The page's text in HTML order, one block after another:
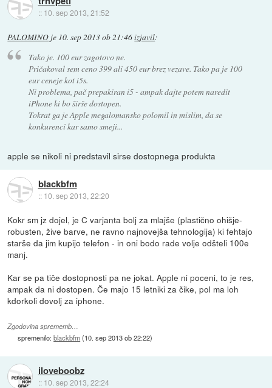
:: 10. sep 2013, 21:52
PALOMINO je 10. sep 2013 ob 21:46izjavil:
Tako je. 100 eur zagotovo ne.
Pričakoval sem ceno 399 ali 450 eur brez vezave. Tako pa je 100
eur ceneje kot i5s.
Ni problema, pač prepakiran i5 - ampak dajte potem naredit
iPhone ki bo širše dostopen.
Tokrat ga je Apple megalomansko polomil in mislim, da se
konkurenci kar samo smeji...
apple se nikoli ni predstavil sirse dostopnega produkta
blackbfm
:: 10. sep 2013, 22:20
Kokr sm jz dojel, je C varjanta bolj za mlajše (plastično ohišje-
robusten, žive barve, ne ravno najnovejša tehnologija) ki fehtajo
starše da jim kupijo telefon - in oni bodo rade volje odšteli 100e
manj.
Kar se pa tiče dostopnosti pa ne jokat. Apple ni poceni, to je res,
ampak da ni dostopen. Če majo 15 letniki za čike, pol ma loh
kdorkoli dovolj za iphone.
Zgodovina sprememb…
spremenilo:blackbfm(10. sep 2013 ob 22:22)
iloveboobz
:: 10. sep 2013, 22:24